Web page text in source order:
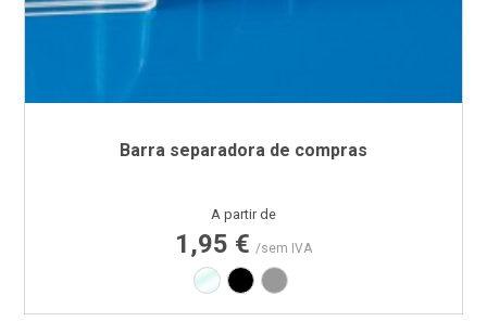
Barra separadora de compras
Preço
A partir de
1,95 € /sem IVA
Transparente
Preto Cinza RAL7040